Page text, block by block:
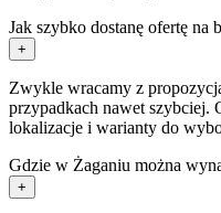
Jak szybko dostanę ofertę
+
Zwykle wracamy z
przypadkach nawet szybciej.
lokalizacje i warianty do
Gdzie w Żaganiu można
+